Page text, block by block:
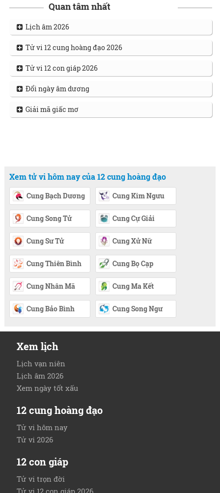
Quan tâm nhất
Lịch âm 2026
Tử vi 12 cung hoàng đạo 2026
Tử vi 12 con giáp 2026
Đổi ngày âm dương
Giải mã giấc mơ
Xem tử vi hôm nay của 12 cung hoàng đạo
Cung Bạch Dương Cung Kim Ngưu
Cung Song Tử Cung Cự Giải
Cung Sư Tử Cung Xử Nữ
Cung Thiên Bình Cung Bọ Cạp
Cung Nhân Mã Cung Ma Kết
Cung Bảo Bình Cung Song Ngư
Xem lịch
Lịch vạn niên
Lịch âm 2026
Xem ngày tốt xấu
12 cung hoàng đạo
Tử vi hôm nay
Tử vi 2026
12 con giáp
Tử vi trọn đời
Tử vi 12 con giáp 2026